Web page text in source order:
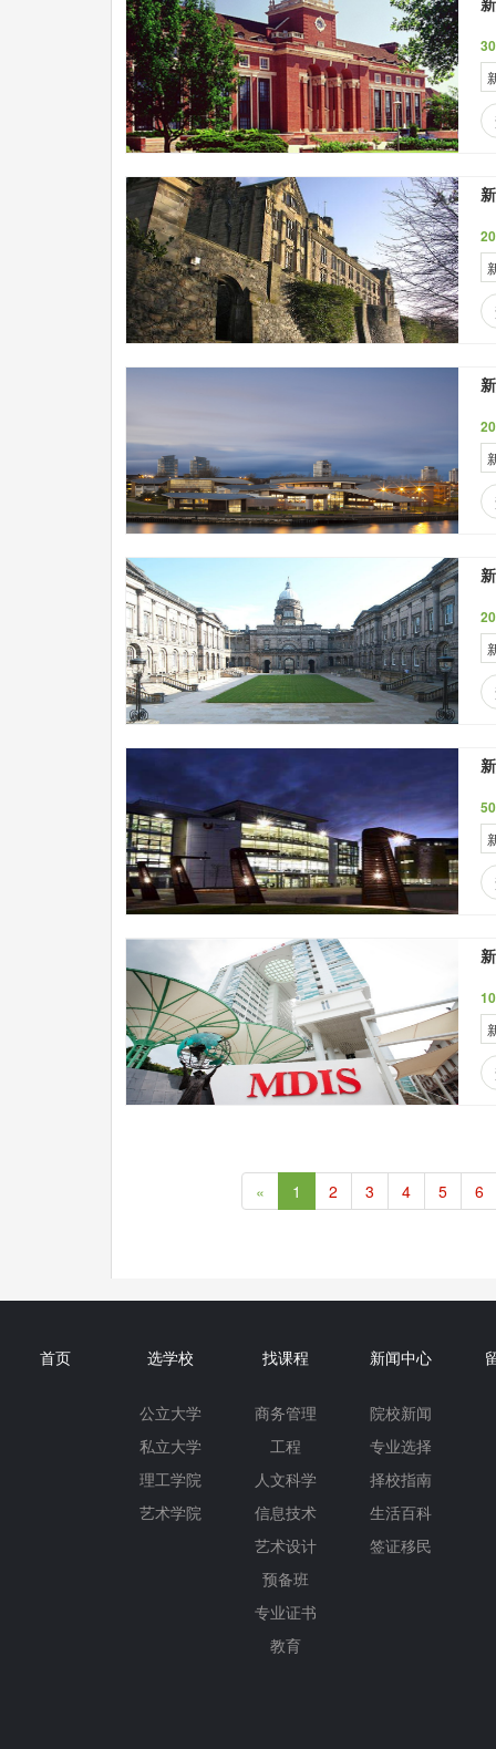
« 1 2 3 4 5 6
首页 选学校
公立大学
私立大学
理工学院
艺术学院
找课程
商务管理
工程
人文科学
信息技术
艺术设计
预备班
专业证书
教育
新闻中心
院校新闻
专业选择
择校指南
生活百科
签证移民